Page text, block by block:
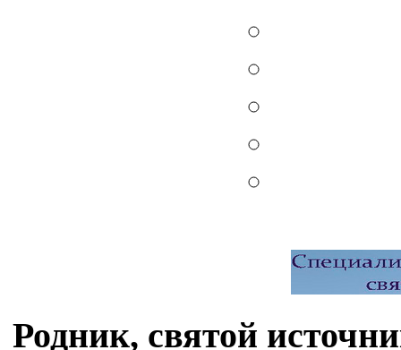
Родник, святой